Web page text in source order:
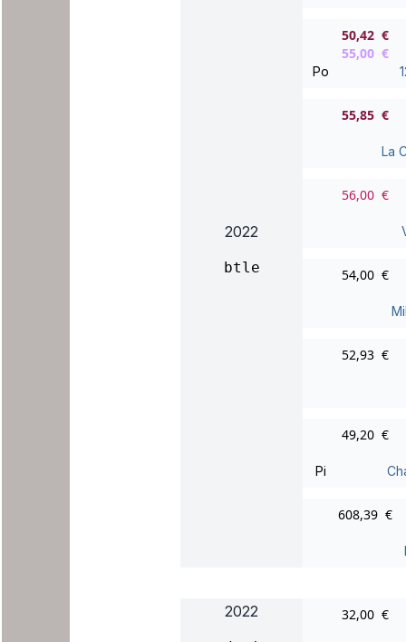
2022
btle
50,42 €
55,00 €
Po
55,85 €
La
56,00 €
54,00 €
52,93 €
49,20 €
Pi
608,39 €
2022 32,00 €